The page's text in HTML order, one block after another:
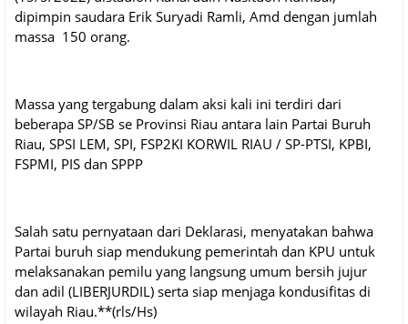
dipimpin saudara Erik Suryadi Ramli, Amd dengan jumlah
massa 150 orang.
Massa yang tergabung dalam aksi kali ini terdiri dari
beberapa SP/SB se Provinsi Riau antara lain Partai Buruh
Riau, SPSI LEM, SPI, FSP2KI KORWIL RIAU / SP-PTSI, KPBI,
FSPMI, PIS dan SPPP
Salah satu pernyataan dari Deklarasi, menyatakan bahwa
Partai buruh siap mendukung pemerintah dan KPU untuk
melaksanakan pemilu yang langsung umum bersih jujur
dan adil (LIBERJURDIL) serta siap menjaga kondusifitas di
wilayah Riau.**(rls/Hs)